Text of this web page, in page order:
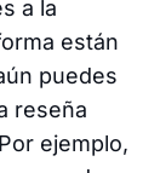
a la
están
puedes
reseña
ejemplo,